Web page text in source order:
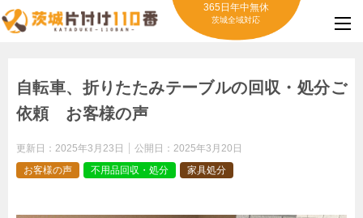
365日年中無休
茨城全域対応
自転車、折りたたみテーブルの回収・処分ご
依頼 お客様の声
更新日： 2025年3月23日 公開日： 2025年3月20日
お客様の声
不用品回収・処分 家具処分